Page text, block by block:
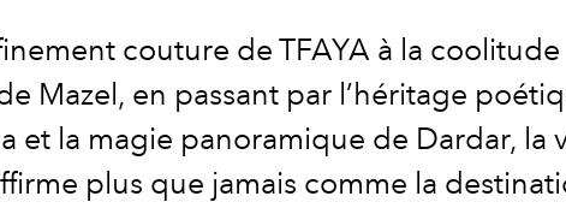
couture de TFAYA à la coolitude
Mazel, en passant par l’héritage
et la magie panoramique de Dardar, la
plus que jamais comme la